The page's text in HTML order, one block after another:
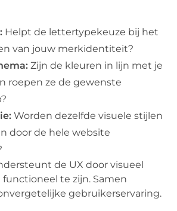
Helpt de lettertypekeuze bij het
van jouw merkidentiteit?
Zijn de kleuren in lijn met je
roepen ze de gewenste
Worden dezelfde visuele stijlen
door de hele website
de UX door visueel
te zijn. Samen
gebruikerservaring.